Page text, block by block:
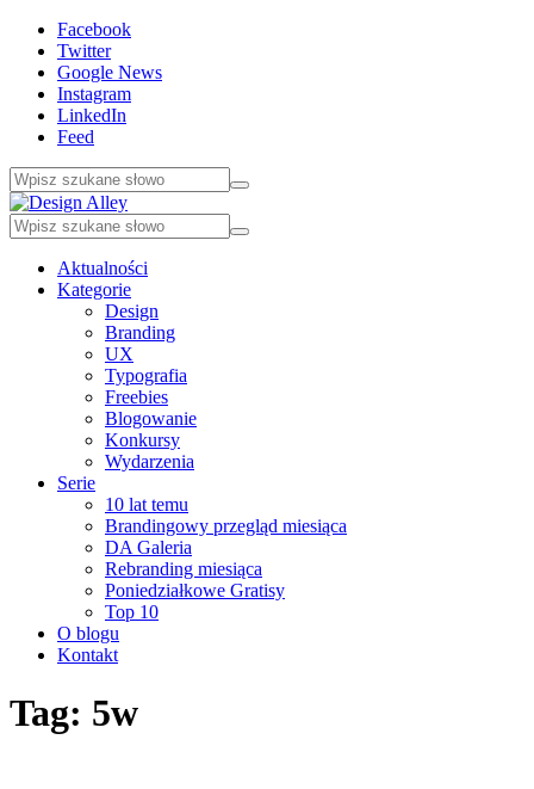
Facebook
Twitter
Google News
Instagram
LinkedIn
Feed
Aktualności
Kategorie
Design
Branding
UX
Typografia
Freebies
Blogowanie
Konkursy
Wydarzenia
Serie
10 lat temu
Brandingowy przegląd miesiąca
DA Galeria
Rebranding miesiąca
Poniedziałkowe Gratisy
Top 10
O blogu
Kontakt
Tag: 5w